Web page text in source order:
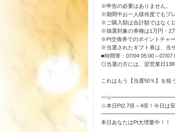
※申告の必要はありません。
※期間中お一人様何度でもプ
※ご購入額は合計額ではなく1
※抽選対象の券種は1万円・2
※Pt交換券でのポイントチャ
※当選されたギフト券は、当
■時間帯：07/04 05:00～07/07
◎当選の方には、翌営業日13
これはもう【当選50％】を狙
☆本日Pt2.7倍～4倍！今日は
本日あなたはPt大増量中！！